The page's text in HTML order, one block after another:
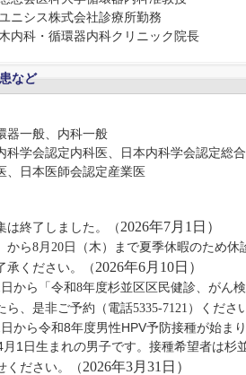
ニシス株式会社診療所勤務
内科・循環器内科クリニック院長
など
器一般、内科一般
科学会認定内科医、日本内科学会認定総
、日本医師会認定産業医
は終了しました。 （2026年7月1日）
から8月20日（木）まで夏季休暇のため
承ください。
（2026年6月10日）
から「令和8年度杉並区区民健診、がん
ら、是非ご予約（電話5335-7121）くださ
から令和8年度男性HPV予防接種が始ま
1日生まれの男子です。接種希望者は杉
ください。（2026年3月31日）